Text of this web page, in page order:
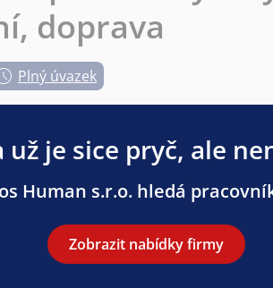
doprava
Plný úvazek
už je sice pryč, ale
Human s.r.o. hledá
Zobrazit nabídky firmy